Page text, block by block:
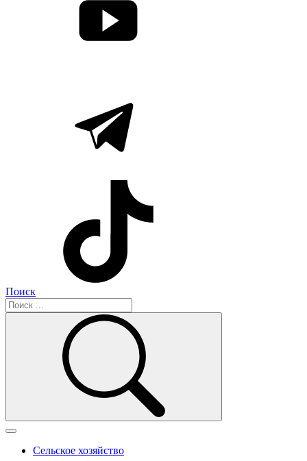
Поиск
Сельское хозяйство